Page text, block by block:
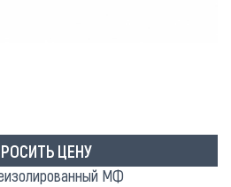
ЦЕНУ
МФ